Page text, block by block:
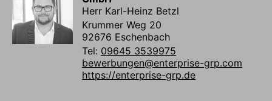
Herr Karl-Heinz Betzl
Krummer Weg 20
92676 Eschenbach
Tel: 09645 3539975
bewerbungen@enterprise-grp.com
https://enterprise-grp.de